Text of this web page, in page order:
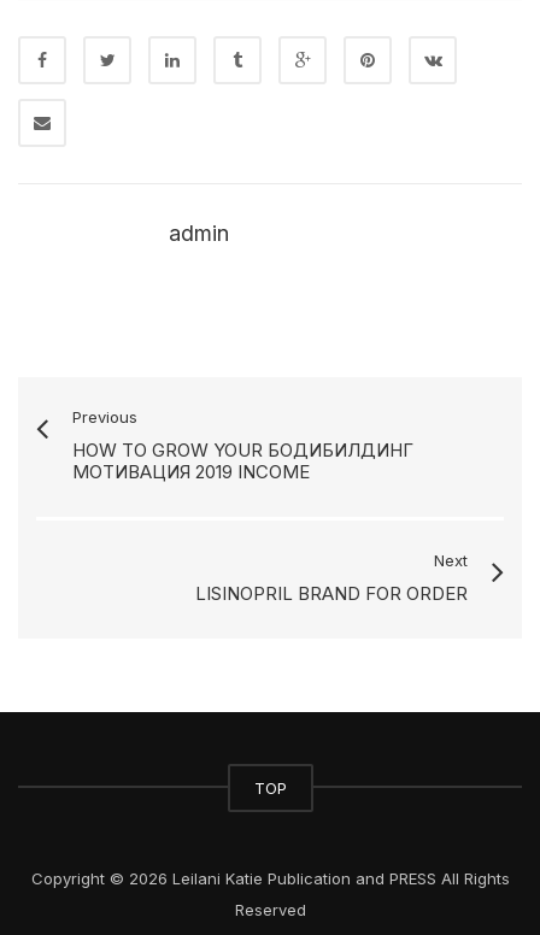
admin
Previous
HOW TO GROW YOUR БОДИБИЛДИНГ
МОТИВАЦИЯ 2019 INCOME
Next
LISINOPRIL BRAND FOR ORDER
TOP
Copyright © 2026 Leilani Katie Publication and PRESS All Rights
Reserved